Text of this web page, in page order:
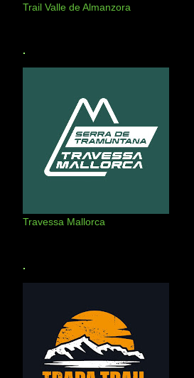
Trail Valle de Almanzora
.
Travessa Mallorca
.